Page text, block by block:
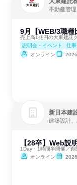
不動産管
9月【WEB/3職種
売上高1兆円の大東建託
説明会・イベント
仕
オンライン
新日本建
建築設計
【28卒】Web説
1Day・1時間半開催／
オンライン